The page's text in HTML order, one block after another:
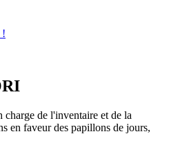
!
de l'inventaire et de la
en faveur des papillons de jours,